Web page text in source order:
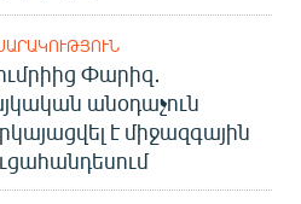
Փարիզ․
անօդաչուն
է միջազգային